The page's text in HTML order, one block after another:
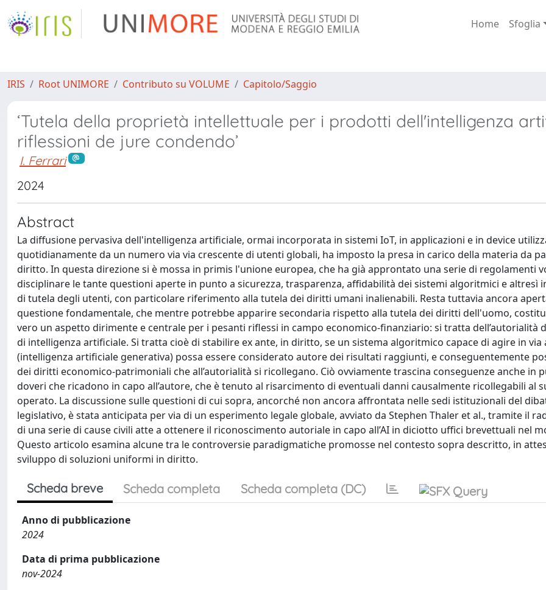
Home Sfoglia
IRIS Root UNIMORE Contributo su VOLUME Capitolo/Saggio
‘Tutela della proprietà intellettuale per i prodotti dell'intelligenza
riflessioni de jure condendo’
I. Ferrari
2024
Abstract
La diffusione pervasiva dell'intelligenza artificiale, ormai incorporata in sistemi IoT, in applicazioni e in device
quotidianamente da un numero via via crescente di utenti globali, ha imposto la presa in carico della materia da
diritto. In questa direzione si è mossa in primis l'unione europea, che ha già approntato una serie di regolamenti
disciplinare le tante questioni aperte in punto a sicurezza, trasparenza, affidabilità dei sistemi algoritmici e altresì
di tutela degli utenti, con particolare riferimento alla tutela dei diritti umani inalienabili. Resta tuttavia ancora
questione fondamentale, che mentre potrebbe apparire secondaria rispetto alla tutela dei diritti dell'uomo,
vero un aspetto dirimente e centrale per i pesanti riflessi in campo economico-finanziario: si tratta dell’autorialità
di intelligenza artificiale. Si tratta cioè di stabilire ex ante, in diritto, se un sistema algoritmico capace di agire in via
(intelligenza artificiale generativa) possa essere considerato autore dei risultati raggiunti, e conseguentemente
dei diritti economico-patrimoniali che all’autorialità si ricollegano. Ciò ovviamente trascina conseguenze anche in
doveri che ricadono in capo all’autore, che è tenuto al risarcimento di eventuali danni causalmente ricollegabili al
operato. La discussione sulle questioni di cui sopra, ancorché non ancora affrontata nelle sedi istituzionali del
legislativo, è stata anticipata per via di un esperimento legale globale, avviato da Stephen Thaler et al., tramite il
di una serie di cause civili atte a ottenere il riconoscimento autoriale in capo all’AI in diciotto uffici brevettuali nel
Questo articolo esamina alcune tra le controversie paradigmatiche promosse nel contesto sopra descritto, in
sviluppo di soluzioni uniformi in diritto.
Scheda breve Scheda completa Scheda completa (DC)
Anno di pubblicazione
2024
Data di prima pubblicazione
nov-2024